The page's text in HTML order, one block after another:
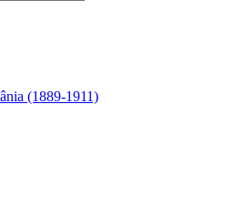
(1889-1911)